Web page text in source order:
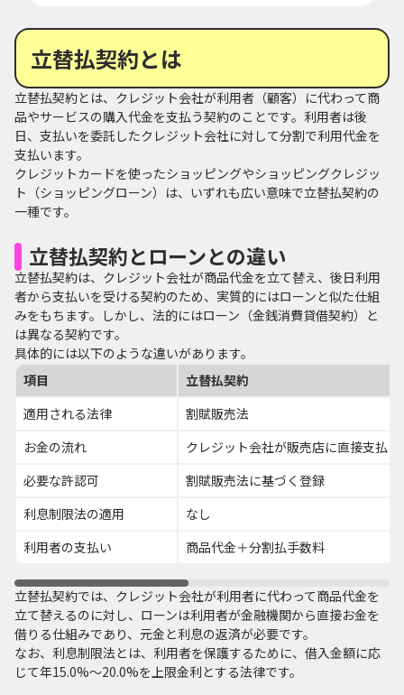
立替払契約とは
立替払契約とは、クレジット会社が利用者（顧客）に代わって商
品やサービスの購入代金を支払う契約のことです。利用者は後
日、支払いを委託したクレジット会社に対して分割で利用代金を
支払います。
クレジットカードを使ったショッピングやショッピングクレジッ
ト（ショッピングローン）は、いずれも広い意味で立替払契約の
一種です。
立替払契約とローンとの違い
立替払契約は、クレジット会社が商品代金を立て替え、後日利用
者から支払いを受ける契約のため、実質的にはローンと似た仕組
みをもちます。しかし、法的にはローン（金銭消費貸借契約）と
は異なる契約です。
具体的には以下のような違いがあります。
項目
立替払契約
適用される法律
割賦販売法
お金の流れ
クレジット会社が販売店に直接支払う
必要な許認可
割賦販売法に基づく登録
利息制限法の適用
なし
利用者の支払い
商品代金＋分割払手数料
立替払契約では、クレジット会社が利用者に代わって商品代金を
立て替えるのに対し、ローンは利用者が金融機関から直接お金を
借りる仕組みであり、元金と利息の返済が必要です。
なお、利息制限法とは、利用者を保護するために、借入金額に応
じて年15.0%～20.0%を上限金利とする法律です。